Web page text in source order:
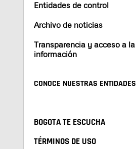
Entidades de control
Archivo de noticias
Transparencia y acceso a la
información
CONOCE NUESTRAS ENTIDADES
BOGOTA TE ESCUCHA
TÉRMINOS DE USO